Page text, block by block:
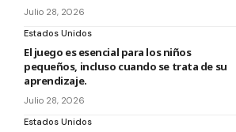
Julio 28, 2026
Estados Unidos
El juego es esencial para los niños
pequeños, incluso cuando se trata de su
aprendizaje.
Julio 28, 2026
Estados Unidos